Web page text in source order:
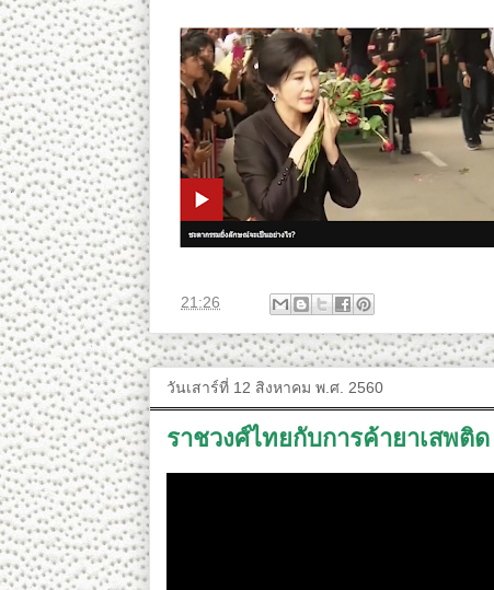
21:26
วันเสาร์ที่ 12 สิงหาคม พ.ศ. 2560
ราชวงศ์ไทยกับการค้ายาเสพติด